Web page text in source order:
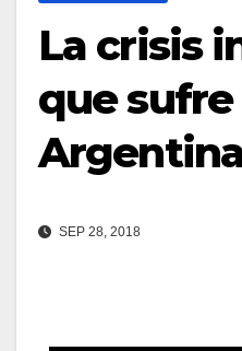
La crisis
que sufre
SEP 28, 2018